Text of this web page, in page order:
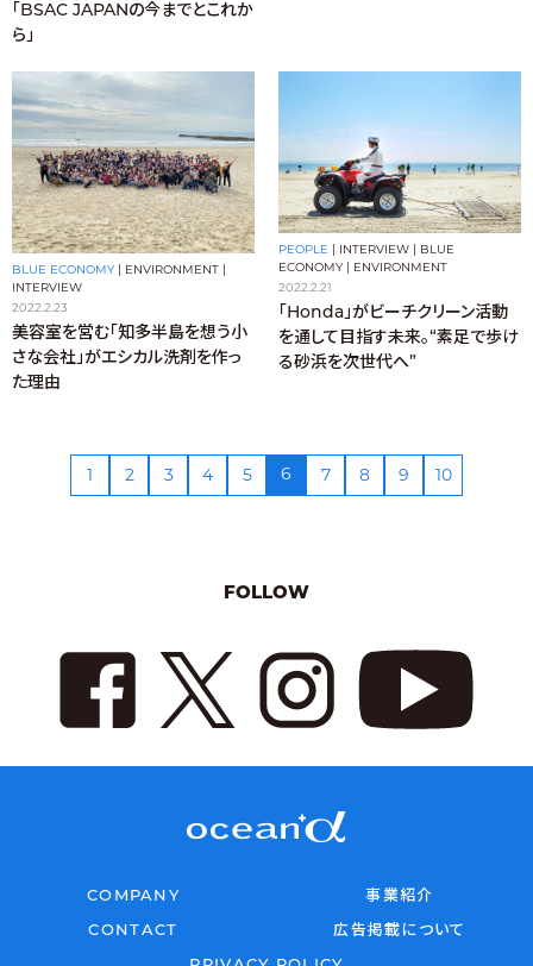
「BSAC JAPANの今までとこれか
ら」
BLUE ECONOMY | ENVIRONMENT |
INTERVIEW
2022.2.23
美容室を営む「知多半島を想う小
さな会社」がエシカル洗剤を作っ
た理由
PEOPLE | INTERVIEW | BLUE
ECONOMY | ENVIRONMENT
2022.2.21
「Honda」がビーチクリーン活動
を通して目指す未来。“素足で歩け
る砂浜を次世代へ”
1 2 3 4 5 6 7 8 9 10
FOLLOW
COMPANY
事業紹介
CONTACT
広告掲載について